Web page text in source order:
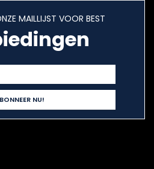
MAILLIJST VOOR BEST